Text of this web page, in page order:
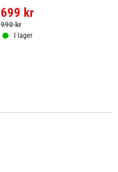
stoppning.
699 kr
990kr
I lager